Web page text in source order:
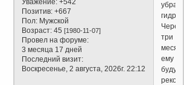
Уважение: +542
Позитив: +667
Пол: Мужской
Возраст: 45[1980-11-07]
Провел на форуме:
3 месяца 17 дней
Последний визит:
Воскресенье, 2 августа, 2026г. 22:12
Через
три
ему
будут